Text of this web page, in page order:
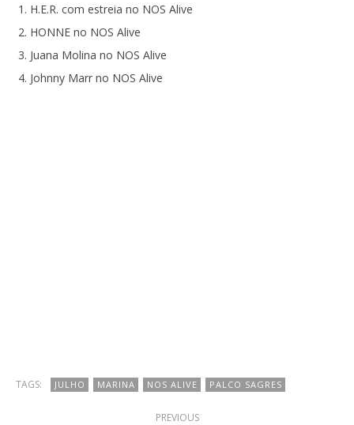
H.E.R. com estreia no NOS Alive
HONNE no NOS Alive
Juana Molina no NOS Alive
Johnny Marr no NOS Alive
TAGS: JULHO MARINA NOS ALIVE PALCO SAGRES
PREVIOUS